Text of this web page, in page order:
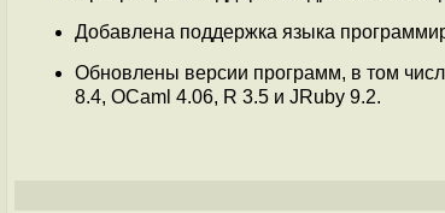
Добавлена поддержка языка
Обновлены версии программ, в том
8.4, OCaml 4.06, R 3.5 и JRuby 9.2.